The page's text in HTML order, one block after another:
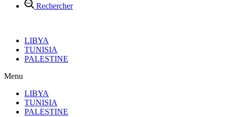
Rechercher
LIBYA
TUNISIA
PALESTINE
Menu
LIBYA
TUNISIA
PALESTINE